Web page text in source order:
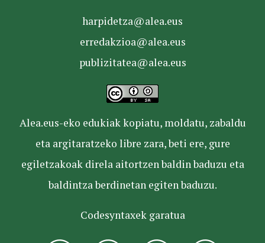
harpidetza@alea.eus
erredakzioa@alea.eus
publizitatea@alea.eus
Alea.eus-eko edukiak kopiatu, moldatu, zabaldu
eta argitaratzeko libre zara, beti ere, gure
egiletzakoak direla aitortzen baldin baduzu eta
baldintza berdinetan egiten baduzu.
Codesyntaxek garatua